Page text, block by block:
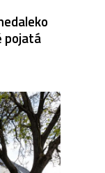
pojatá